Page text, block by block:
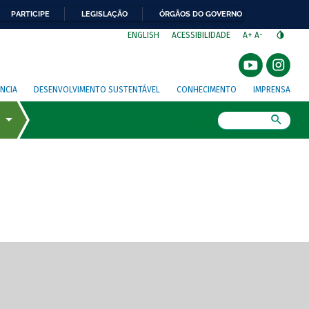
PARTICIPE LEGISLAÇÃO ÓRGÃOS DO GOVERNO
ENGLISH ACESSIBILIDADE A+ A-
DESENVOLVIMENTO SUSTENTÁVEL CONHECIMENTO IMPRENSA
de tela